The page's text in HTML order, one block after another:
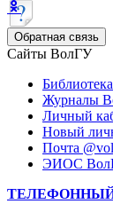
Обратная связь
Сайты ВолГУ
Журналы
Личный
Новый
Почта
ЭИОС